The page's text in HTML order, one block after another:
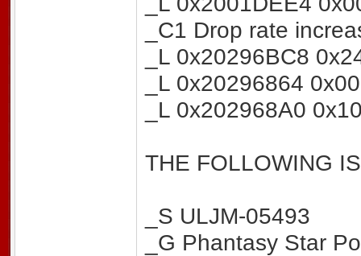
_C1 Drop rate
_L 0x20296BC8
_L 0x20296864
_L 0x202968A0
THE FOLLOWING
_S ULJM-05493
_G Phantasy Star